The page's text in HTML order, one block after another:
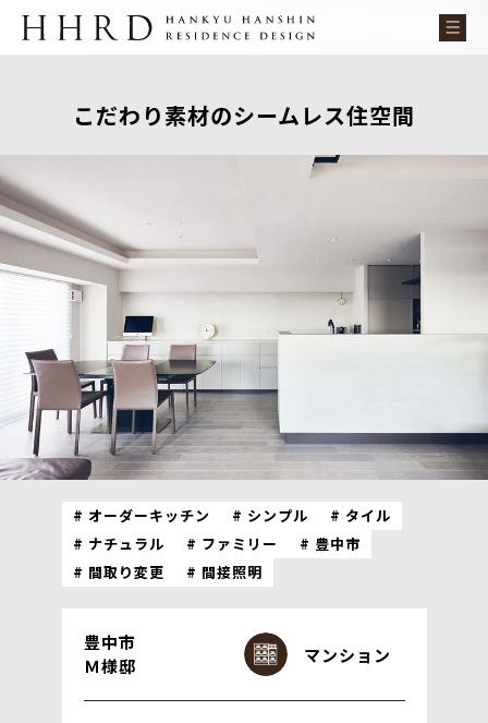
こだわり素材のシームレス住空間
オーダーキッチン シンプル
タイル
ナチュラル
ファミリー
豊中市
間取り変更
間接照明
豊中市
Ｍ様邸
マンション